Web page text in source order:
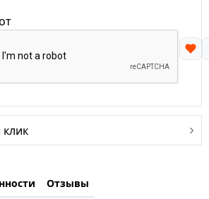
Отзывы